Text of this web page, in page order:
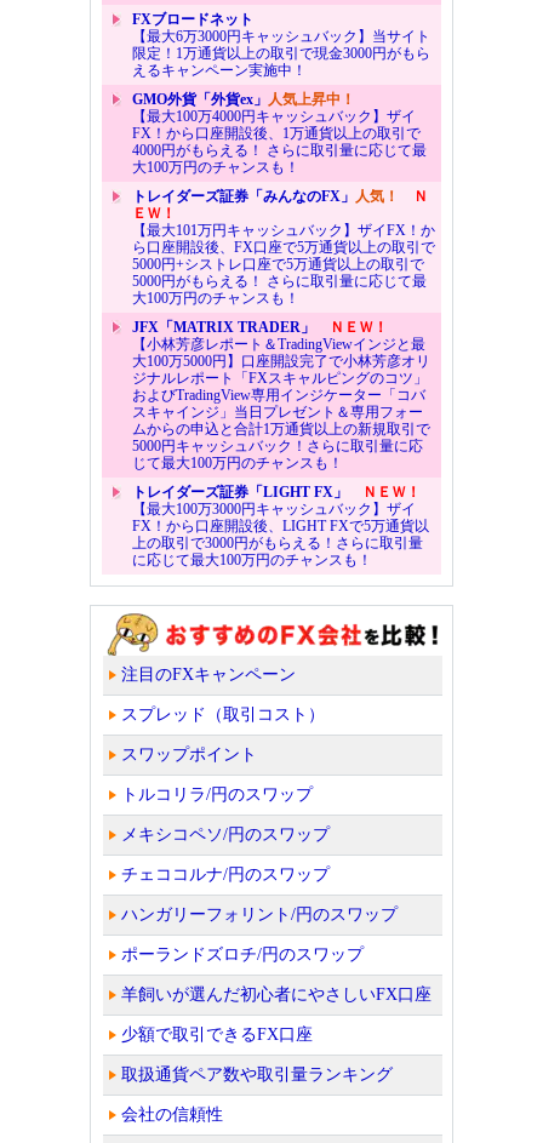
FXブロードネット
【最大6万3000円キャッシュバック】当サイト
限定！1万通貨以上の取引で現金3000円がもら
えるキャンペーン実施中！
GMO外貨「外貨ex」 人気上昇中！
【最大100万4000円キャッシュバック】ザイ
FX！から口座開設後、1万通貨以上の取引で
4000円がもらえる！ さらに取引量に応じて最
大100万円のチャンスも！
トレイダーズ証券「みんなのFX」 人気！
Ｎ
ＥＷ！
【最大101万円キャッシュバック】ザイFX！か
ら口座開設後、FX口座で5万通貨以上の取引で
5000円+シストレ口座で5万通貨以上の取引で
5000円がもらえる！ さらに取引量に応じて最
大100万円のチャンスも！
JFX「MATRIX TRADER」
ＮＥＷ！
【小林芳彦レポート＆TradingViewインジと最
大100万5000円】口座開設完了で小林芳彦オリ
ジナルレポート「FXスキャルピングのコツ」
およびTradingView専用インジケーター「コバ
スキャインジ」当日プレゼント＆専用フォー
ムからの申込と合計1万通貨以上の新規取引で
5000円キャッシュバック！さらに取引量に応
じて最大100万円のチャンスも！
トレイダーズ証券「LIGHT FX」
ＮＥＷ！
【最大100万3000円キャッシュバック】ザイ
FX！から口座開設後、LIGHT FXで5万通貨以
上の取引で3000円がもらえる！さらに取引量
に応じて最大100万円のチャンスも！
注目のFXキャンペーン
スプレッド（取引コスト）
スワップポイント
トルコリラ/円のスワップ
メキシコペソ/円のスワップ
チェココルナ/円のスワップ
ハンガリーフォリント/円のスワップ
ポーランドズロチ/円のスワップ
羊飼いが選んだ初心者にやさしいFX口座
少額で取引できるFX口座
取扱通貨ペア数や取引量ランキング
会社の信頼性